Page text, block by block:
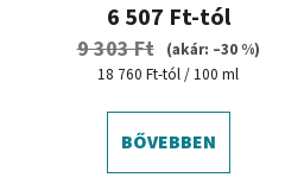
6 507 Ft-tól
9 303 Ft
(akár: –30 %)
Egységár:
18 760 Ft-tól / 100 ml
BŐVEBBEN